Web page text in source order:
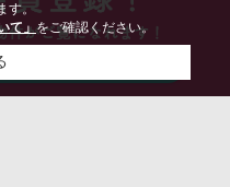
す。
て」をご確認ください。